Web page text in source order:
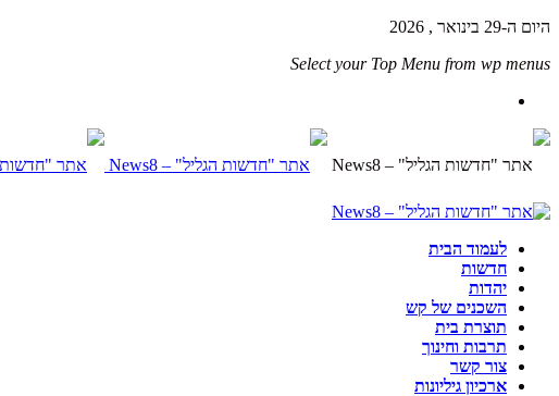
היום ה-29 בינואר , 2026
Select your Top Menu from wp menus
לעמוד הבית
חדשות
יהדות
השכנים של קש
תוצרת בית
תרבות וחינוך
צור קשר
ארכיון גיליונות